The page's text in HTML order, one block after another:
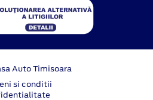
Auto Timisoara
si conditii